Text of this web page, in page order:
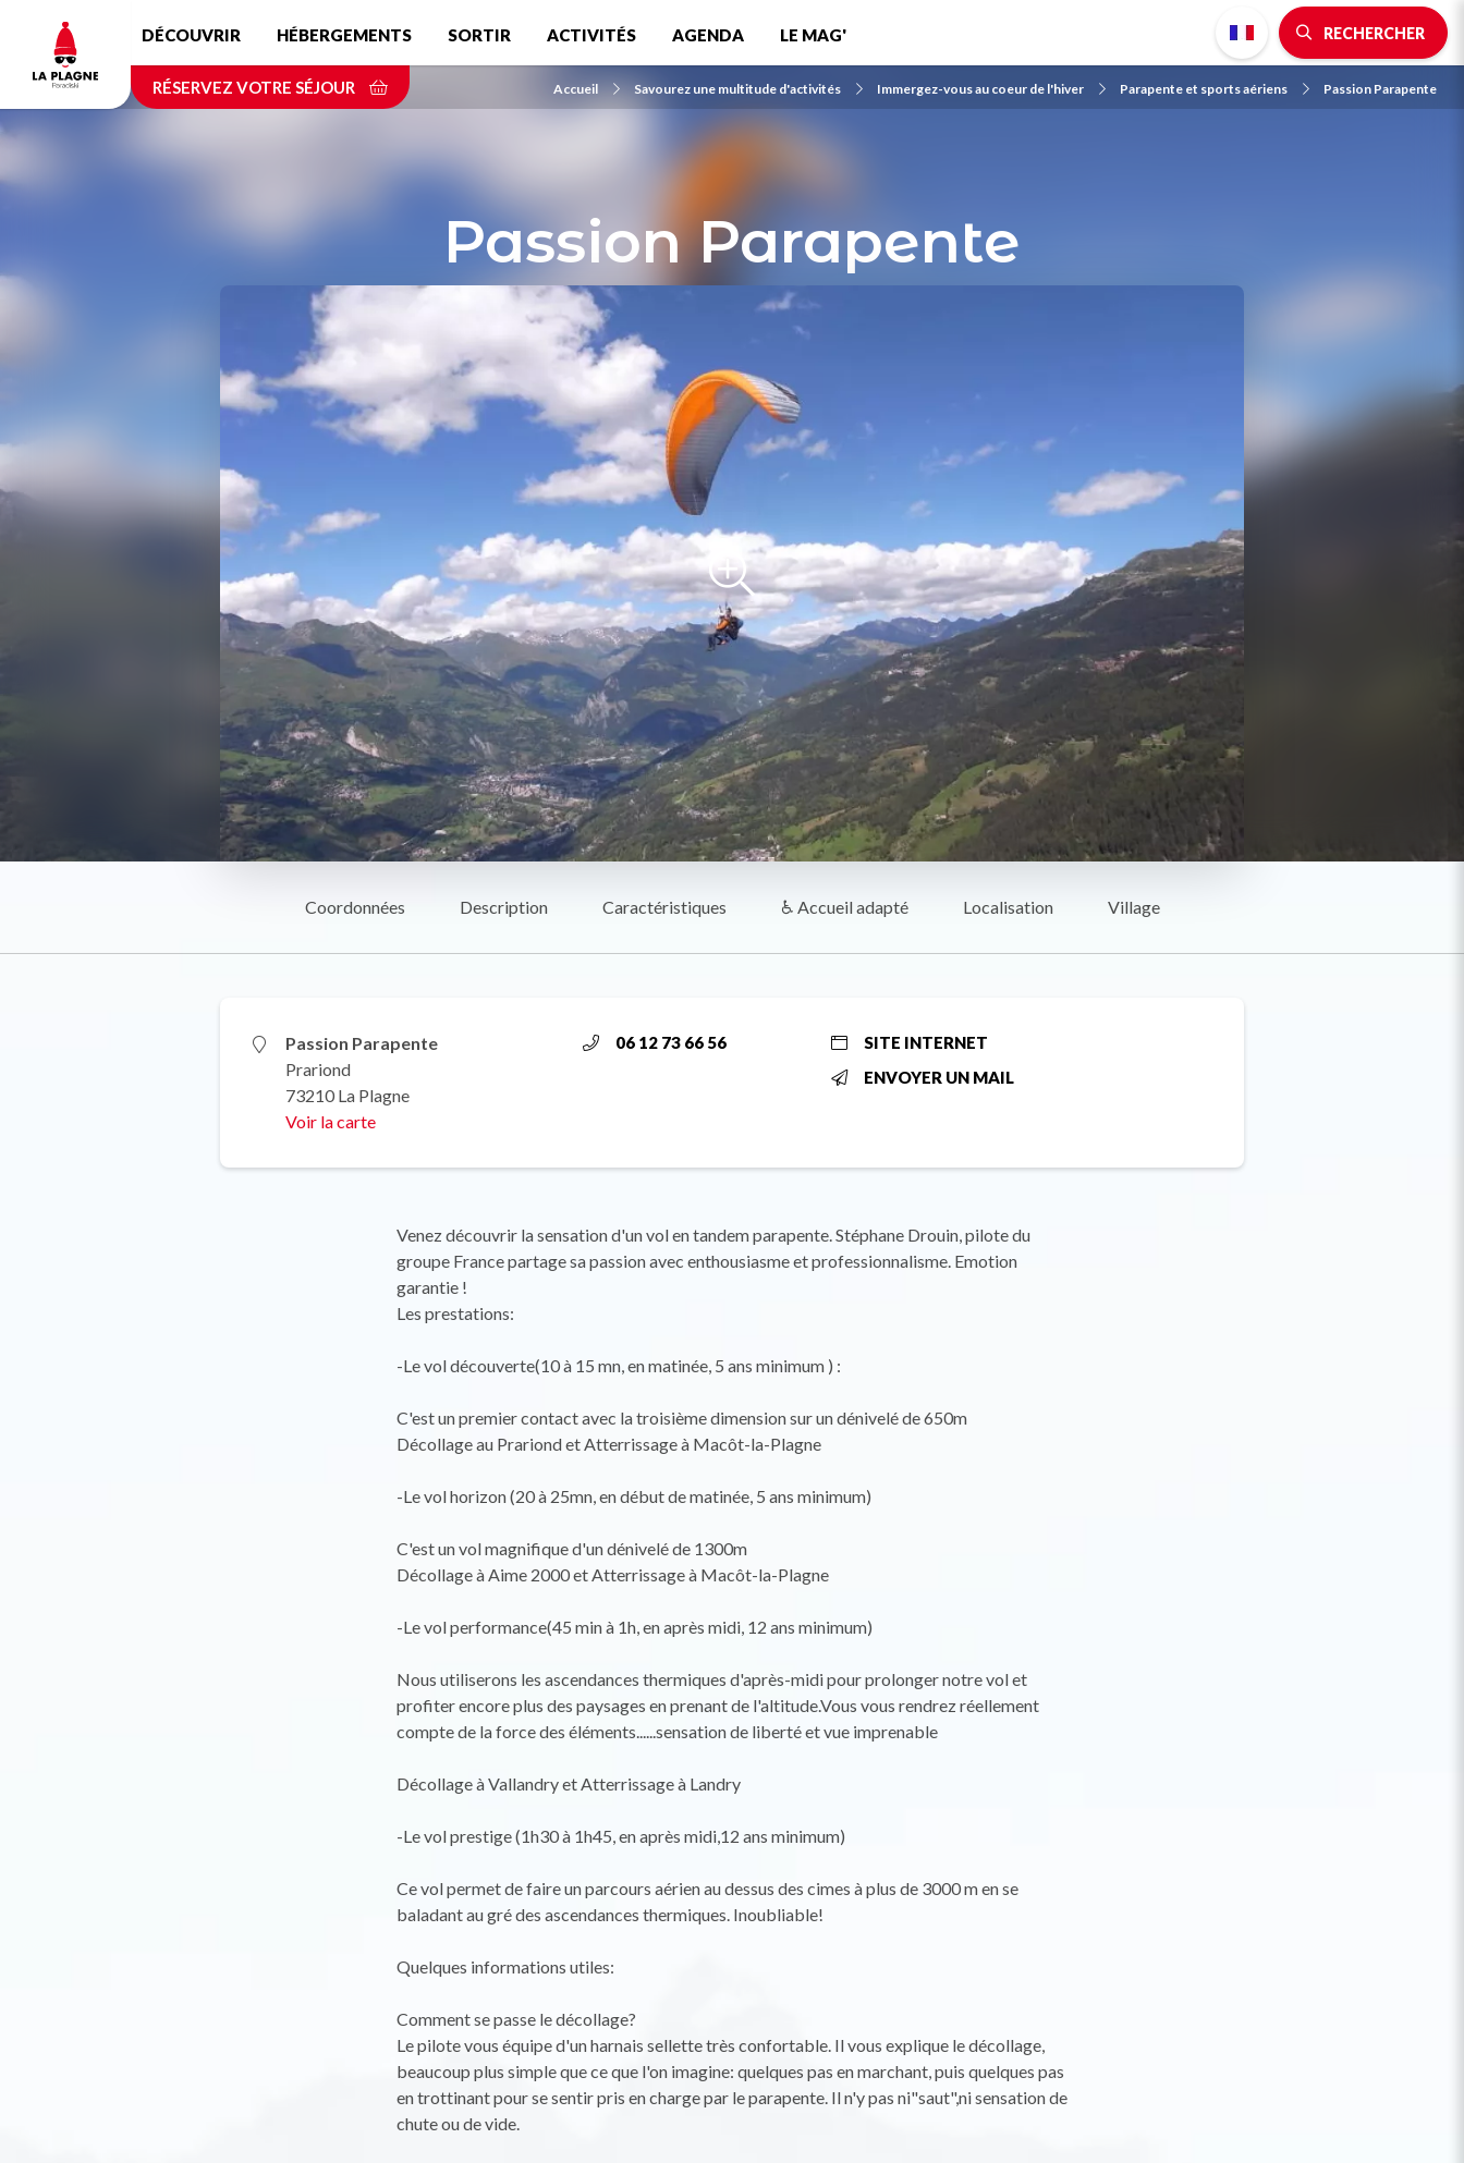
contenu
principal
DÉCOUVRIR HÉBERGEMENTS SORTIR ACTIVITÉS AGENDA LE MAG' RECHERCHER
RÉSERVEZ VOTRE SÉJOUR Accueil Savourez une multitude d'activités Immergez-vous au coeur de l'hiver Parapente et sports aériens Passion Parapente
Passion Parapente
Coordonnées Description Caractéristiques ♿ Accueil adapté Localisation Village
Passion Parapente
Prariond
73210 La Plagne
Voir la carte
06 12 73 66 56
SITE INTERNET
ENVOYER UN MAIL
Venez découvrir la sensation d'un vol en tandem parapente. Stéphane Drouin, pilote du
groupe France partage sa passion avec enthousiasme et professionnalisme. Emotion
garantie !
Les prestations:
-Le vol découverte(10 à 15 mn, en matinée, 5 ans minimum ) :
C'est un premier contact avec la troisième dimension sur un dénivelé de 650m
Décollage au Prariond et Atterrissage à Macôt-la-Plagne
-Le vol horizon (20 à 25mn, en début de matinée, 5 ans minimum)
C'est un vol magnifique d'un dénivelé de 1300m
Décollage à Aime 2000 et Atterrissage à Macôt-la-Plagne
-Le vol performance(45 min à 1h, en après midi, 12 ans minimum)
Nous utiliserons les ascendances thermiques d'après-midi pour prolonger notre vol et
profiter encore plus des paysages en prenant de l'altitude.Vous vous rendrez réellement
compte de la force des éléments......sensation de liberté et vue imprenable
Décollage à Vallandry et Atterrissage à Landry
-Le vol prestige (1h30 à 1h45, en après midi,12 ans minimum)
Ce vol permet de faire un parcours aérien au dessus des cimes à plus de 3000 m en se
baladant au gré des ascendances thermiques. Inoubliable!
Quelques informations utiles:
Comment se passe le décollage?
Le pilote vous équipe d'un harnais sellette très confortable. Il vous explique le décollage,
beaucoup plus simple que ce que l'on imagine: quelques pas en marchant, puis quelques pas
en trottinant pour se sentir pris en charge par le parapente. Il n'y pas ni"saut",ni sensation de
chute ou de vide.